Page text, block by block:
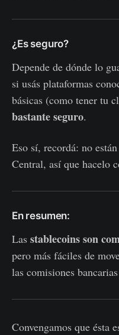
¿Es seguro?
Depende de dónde lo
si usás plataformas
básicas (como tener tu
bastante seguro.
Eso sí, recordá: no
Central, así que hacelo
En resumen:
Las stablecoins son
pero más fáciles de
las comisiones
Convengamos que ésta